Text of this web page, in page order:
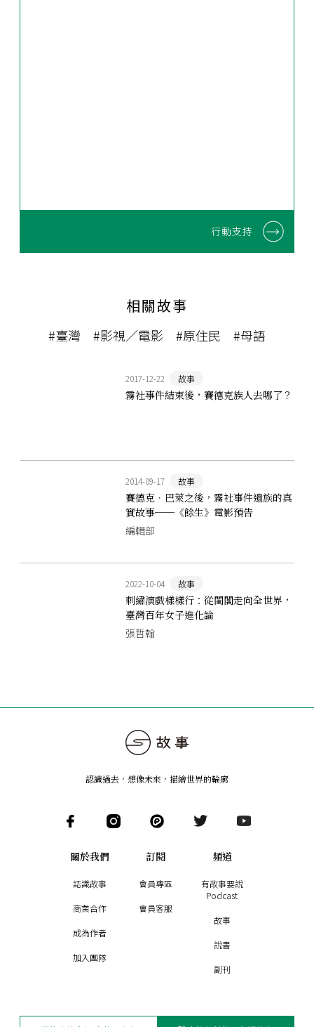
行動支持
相關故事
#臺灣 #影視／電影 #原住民 #母語
2017-12-22 故事
霧社事件結束後，賽德克族人去哪了？
2014-09-17 故事
賽德克．巴萊之後，霧社事件遺族的真
實故事──《餘生》電影預告
編輯部
2022-10-04 故事
刺繡演戲樣樣行：從閨閣走向全世界，
臺灣百年女子進化論
張哲翰
認識過去，想像未來 ， 描繪世界的輪廓
關於我們
認識故事
商業合作
成為作者
加入團隊
訂閱
會員專區
會員客服
頻道
有故事要說
Podcast
故事
說書
副刊